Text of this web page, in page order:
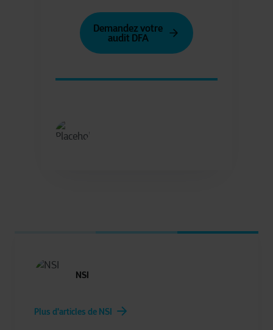
Demandez votre
audit DFA
NSI
Plus d'articles de NSI